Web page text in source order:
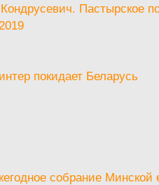
Пастырское
покидает Беларусь
собрание